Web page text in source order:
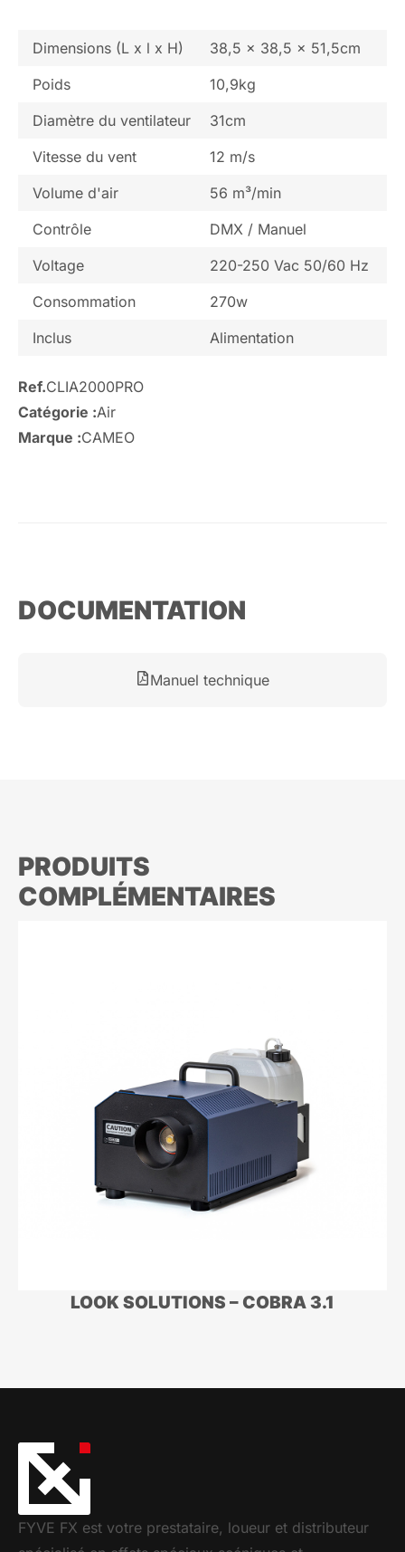
Dimensions (L x l x H)
38,5 x 38,5 x 51,5cm
Poids
10,9kg
Diamètre du ventilateur
31cm
Vitesse du vent
12 m/s
Volume d'air
56 m³/min
Contrôle
DMX / Manuel
Voltage
220-250 Vac 50/60 Hz
Consommation
270w
Inclus
Alimentation
Ref.CLIA2000PRO
Catégorie :Air
Marque :CAMEO
DOCUMENTATION
Manuel technique
PRODUITS
COMPLÉMENTAIRES
LOOK SOLUTIONS – COBRA 3.1
FYVE FX est votre prestataire, loueur et distributeur